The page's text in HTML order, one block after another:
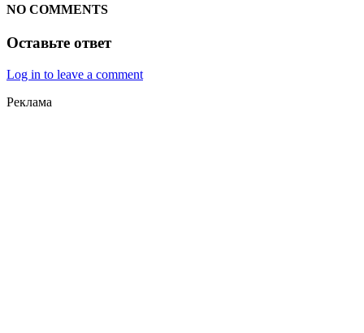
NO COMMENTS
Оставьте ответ
Log in to leave a comment
Реклама